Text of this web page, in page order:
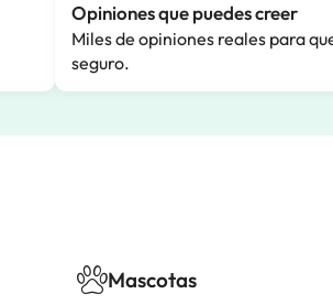
Opiniones que puedes creer
Miles de opiniones reales para
seguro.
Mascotas